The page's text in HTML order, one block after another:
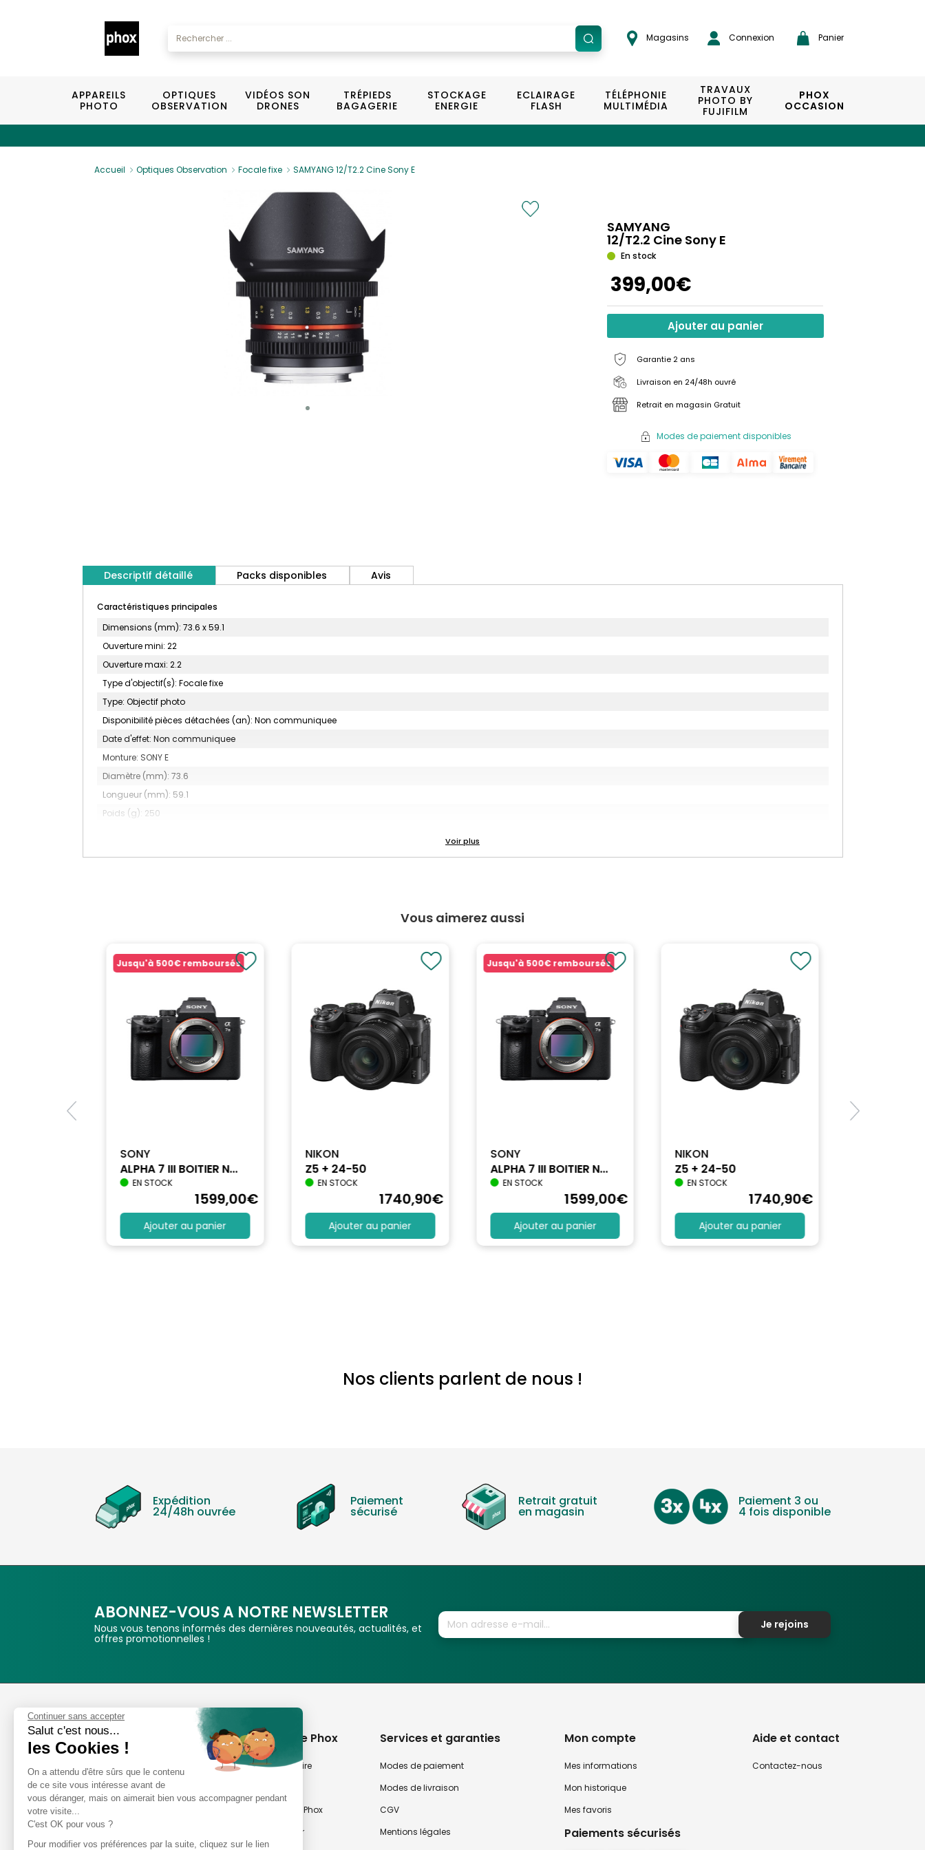
Magasins Connexion Panier
APPAREILS
PHOTO
OPTIQUES
OBSERVATION
VIDÉOS SON
DRONES
TRÉPIEDS
BAGAGERIE
STOCKAGE
ENERGIE
ECLAIRAGE
FLASH
TÉLÉPHONIE
MULTIMÉDIA
TRAVAUX
PHOTO BY
FUJIFILM
PHOX
OCCASION
Accueil Optiques Observation Focale fixe SAMYANG 12/T2.2 Cine Sony E
SAMYANG
12/T2.2 Cine Sony E
En stock
399,00€
Ajouter au panier
Garantie 2 ans
Livraison en 24/48h ouvré
Retrait en magasin Gratuit
Modes de paiement disponibles
Descriptif détaillé Packs disponibles Avis
Caractéristiques principales
Dimensions (mm): 73.6 x 59.1
Ouverture mini: 22
Ouverture maxi: 2.2
Type d'objectif(s): Focale fixe
Type: Objectif photo
Disponibilité pièces détachées (an): Non communiquee
Date d'effet: Non communiquee
Monture: SONY E
Diamètre (mm): 73.6
Longueur (mm): 59.1
Poids (g): 250
Couleur: Noir
Vous aimerez aussi
Jusqu'à 500€ remboursés
SONY
ALPHA 7 III BOITIER N...
EN STOCK
1599,00€
Ajouter au panier
NIKON
Z5 + 24-50
EN STOCK
1740,90€
Ajouter au panier
Jusqu'à 500€ remboursés
SONY
ALPHA 7 III BOITIER N...
EN STOCK
1599,00€
Ajouter au panier
NIKON
Z5 + 24-50
EN STOCK
1740,90€
Ajouter au panier
Nos clients parlent de nous !
Expédition
24/48h ouvrée
Paiement
sécurisé
Retrait gratuit
en magasin
Paiement 3 ou
4 fois disponible
ABONNEZ-VOUS A NOTRE NEWSLETTER
Nous vous tenons informés des dernières nouveautés, actualités, et
offres promotionnelles !
Je rejoins
Phox
Spécialiste de l'image
Suivez-nous
Avis clients
8,2/10 Avis vérifiés
A propos de Phox
Notre savoir-faire
Nos magasins Phox
Notre newsletter
Services et garanties
Modes de paiement
Modes de livraison
CGV
Mentions légales
Mon compte
Mes informations
Mon historique
Mes favoris
Paiements sécurisés
Aide et contact
Contactez-nous
Continuer sans accepter
Salut c'est nous...
les Cookies !
On a attendu d'être sûrs que le contenu
de ce site vous intéresse avant de
vous déranger, mais on aimerait bien vous accompagner pendant
votre visite...
C'est OK pour vous ?
Pour modifier vos préférences par la suite, cliquez sur le lien